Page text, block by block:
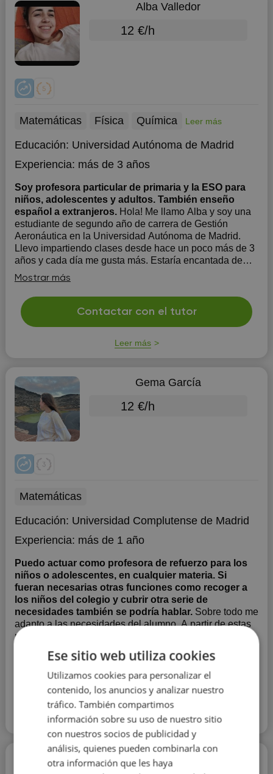
Alba Valledor
12 €/h
Matemáticas Física Química Leer más
Educación: Universidad Autónoma de Madrid
Experiencia: más de 3 años
Soy profesora particular de primaria y la ESO para
niños, adolescentes y adultos. También enseño
español a extranjeros. Hola! Me llamo Alba y soy una
estudiante de segundo año de carrera de Gestión
Aeronáutica en la Universidad Autónoma de Madrid.
Llevo impartiendo clases desde hace un poco más de 3
años y cada día me gusta más. Estaría encantada de
darle clases y conocernos!
Mostrar más
Contactar con el tutor
Leer más
Gema García
12 €/h
Matemáticas
Educación: Universidad Complutense de Madrid
Experiencia: más de 1 año
Puedo actuar como profesora de refuerzo para los
niños o adolescentes, en cualquier materia. Si
fueran necesarias otras funciones como recoger a
los niños del colegio y cubrir otra serie de
necesidades también se podría hablar. Sobre todo me
adapto a las necesidades del alumno. A partir de estas
planteo y preparo las clases, de forma que el alumno
pueda aumentar sus conocimientos.
Mostrar más
Contactar con el tutor
Leer más
Tatiana Lowisky
Ese sitio web utiliza cookies
Utilizamos cookies para personalizar el
contenido, los anuncios y analizar nuestro
tráfico. También compartimos
información sobre su uso de nuestro sitio
con nuestros socios de publicidad y
análisis, quienes pueden combinarla con
otra información que les haya